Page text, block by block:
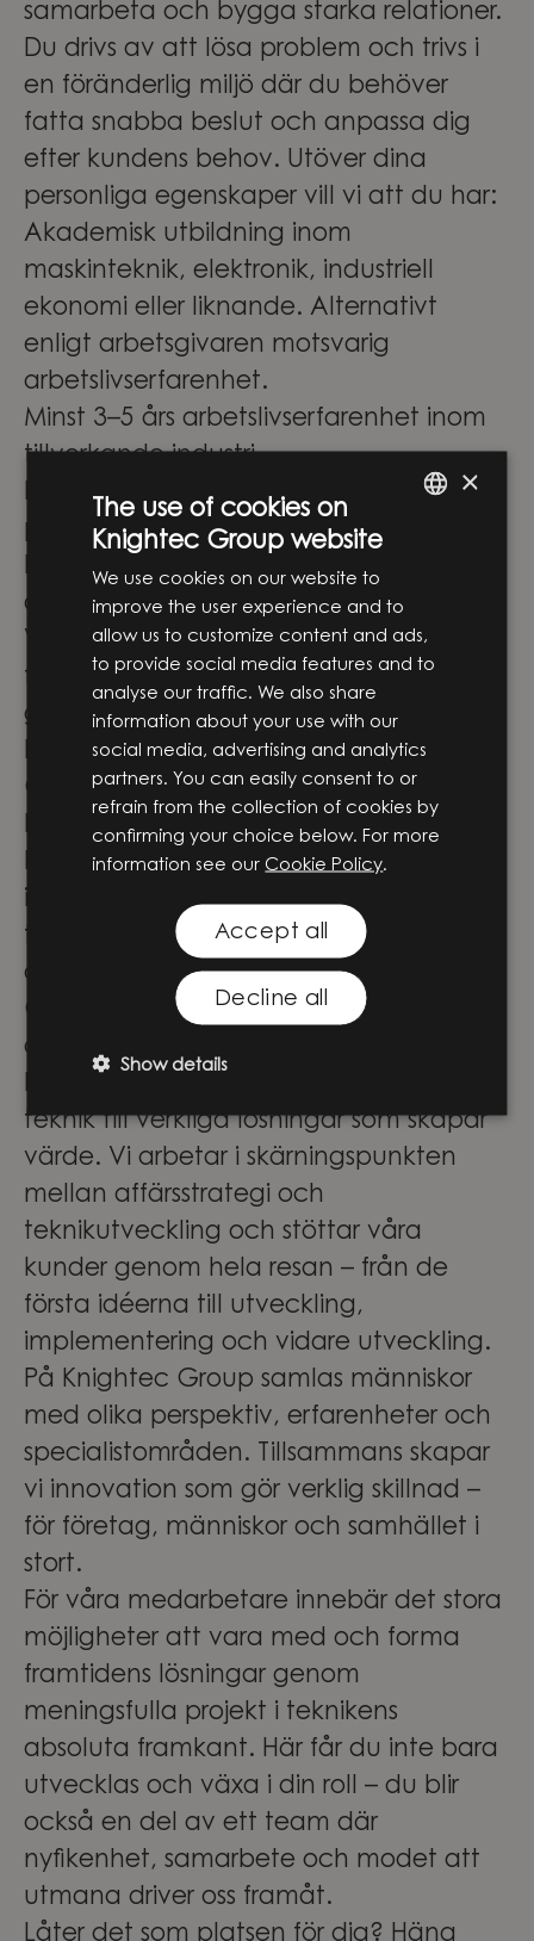
samarbeta och bygga starka relationer.
Du drivs av att lösa problem och trivs i
en föränderlig miljö där du behöver
fatta snabba beslut och anpassa dig
efter kundens behov. Utöver dina
personliga egenskaper vill vi att du har:
Akademisk utbildning inom
maskinteknik, elektronik, industriell
ekonomi eller liknande. Alternativt
enligt arbetsgivaren motsvarig
arbetslivserfarenhet.
Minst 3–5 års arbetslivserfarenhet inom
tillverkande industri
Erfarenhet av att arbeta i eller leda
projekt
Du kommunicerar flytande på svenska
och engelska
Vissa uppdrag kan omfattas av
försvarssekretess, vilket innebär att en
godkänd säkerhetsprövning kan krävas.
En spännande resa med Knightec
Group
Knightec Group är idag en av Norra
Europas ledande strategiska partners
inom produkt- och digital
tjänsteutveckling – hur häftigt är inte
det?
Genom att förena ingenjörskompetens,
digital expertis och affärsförståelse
hjälper vi våra kunder att omvandla ny
teknik till verkliga lösningar som skapar
värde. Vi arbetar i skärningspunkten
mellan affärsstrategi och
teknikutveckling och stöttar våra
kunder genom hela resan – från de
första idéerna till utveckling,
implementering och vidare utveckling.
På Knightec Group samlas människor
med olika perspektiv, erfarenheter och
specialistområden. Tillsammans skapar
vi innovation som gör verklig skillnad –
för företag, människor och samhället i
stort.
För våra medarbetare innebär det stora
möjligheter att vara med och forma
framtidens lösningar genom
meningsfulla projekt i teknikens
absoluta framkant. Här får du inte bara
utvecklas och växa i din roll – du blir
också en del av ett team där
nyfikenhet, samarbete och modet att
utmana driver oss framåt.
Låter det som platsen för dig? Häng
×
The use of cookies on
Knightec Group website
We use cookies on our website to
improve the user experience and to
allow us to customize content and ads,
to provide social media features and to
analyse our traffic. We also share
information about your use with our
social media, advertising and analytics
partners. You can easily consent to or
refrain from the collection of cookies by
confirming your choice below. For more
information see our Cookie Policy.
Accept all
Decline all
Show details